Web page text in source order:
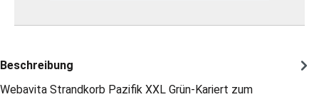
Beschreibung
Webavita Strandkorb Pazifik XXL Grün-Kariert zum